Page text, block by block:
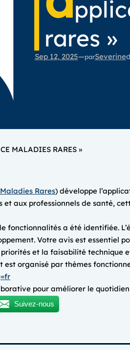
rares »
Sep 12, 2025—parSeverine
MALADIES RARES »
Rares) développe
aux professionnels de santé,
fonctionnalités a été identifiée.
Votre avis est essentiel
et la faisabilité technique
organisé par thèmes
pour améliorer le
Suivez-nous